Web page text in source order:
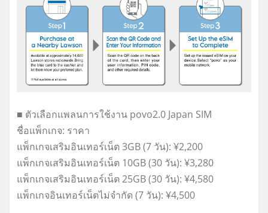
■ ตัวเลือกแพลนการใช้งาน povo2.0 Japan SIM
ชื่อแพ็กเกจ: ราคา
แพ็กเกจเสริมอินเทอร์เน็ต 3GB (7 วัน): ¥2,200
แพ็กเกจเสริมอินเทอร์เน็ต 10GB (30 วัน): ¥3,280
แพ็กเกจเสริมอินเทอร์เน็ต 25GB (30 วัน): ¥4,580
แพ็กเกจอินเทอร์เน็ตไม่จำกัด (7 วัน): ¥4,500